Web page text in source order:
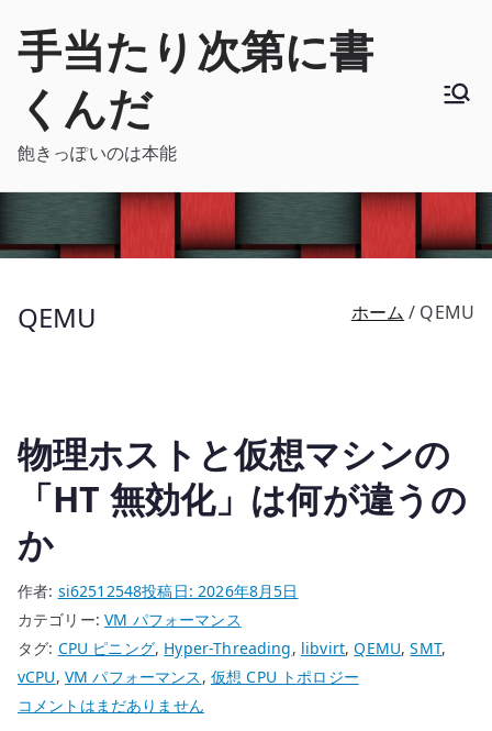
手当たり次第に書
くんだ
飽きっぽいのは本能
QEMU ホーム QEMU
物理ホストと仮想マシンの
「HT 無効化」は何が違うの
か
作者: si62512548投稿日:2026年8月5日
カテゴリー:VM パフォーマンス
タグ: CPU ピニング, Hyper-Threading, libvirt,QEMU,SMT,
vCPU, VM パフォーマンス , 仮想 CPU トポロジー
物
コメントはまだありません